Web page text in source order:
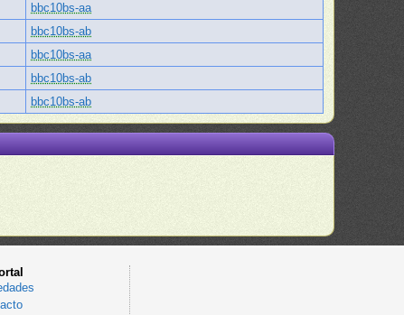
bbc10bs-aa
bbc10bs-ab
bbc10bs-aa
bbc10bs-ab
bbc10bs-ab